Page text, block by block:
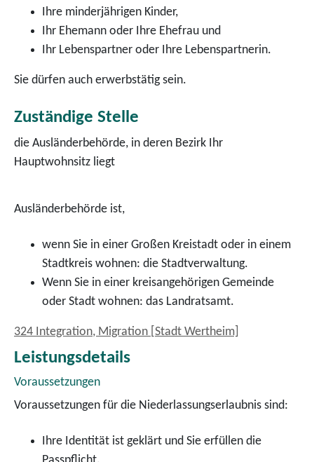
Ihre minderjährigen Kinder,
Ihr Ehemann oder Ihre Ehefrau und
Ihr Lebenspartner oder Ihre Lebenspartnerin.
Sie dürfen auch erwerbstätig sein.
Zuständige Stelle
die Ausländerbehörde, in deren Bezirk Ihr
Hauptwohnsitz liegt
Ausländerbehörde ist,
wenn Sie in einer Großen Kreistadt oder in einem
Stadtkreis wohnen: die Stadtverwaltung.
Wenn Sie in einer kreisangehörigen Gemeinde
oder Stadt wohnen: das Landratsamt.
324 Integration, Migration [Stadt Wertheim]
Leistungsdetails
Voraussetzungen
Voraussetzungen für die Niederlassungserlaubnis sind:
Ihre Identität ist geklärt und Sie erfüllen die